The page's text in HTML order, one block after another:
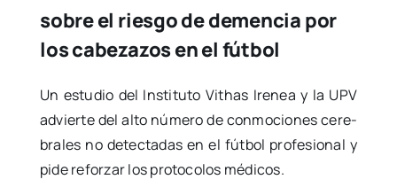
sobre el riesgo de demencia por
los cabezazos en el fútbol
Un estu­dio del Ins­ti­tu­to Vithas Ire­nea y la UPV
advier­te del alto núme­ro de con­mo­cio­nes cere­
bra­les no detec­ta­das en el fút­bol pro­fe­sio­nal y
pide refor­zar los pro­to­co­los médi­cos.